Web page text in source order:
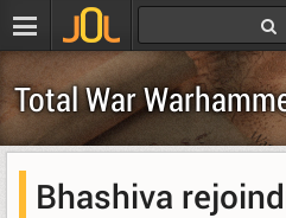
Total War
Bhashiva